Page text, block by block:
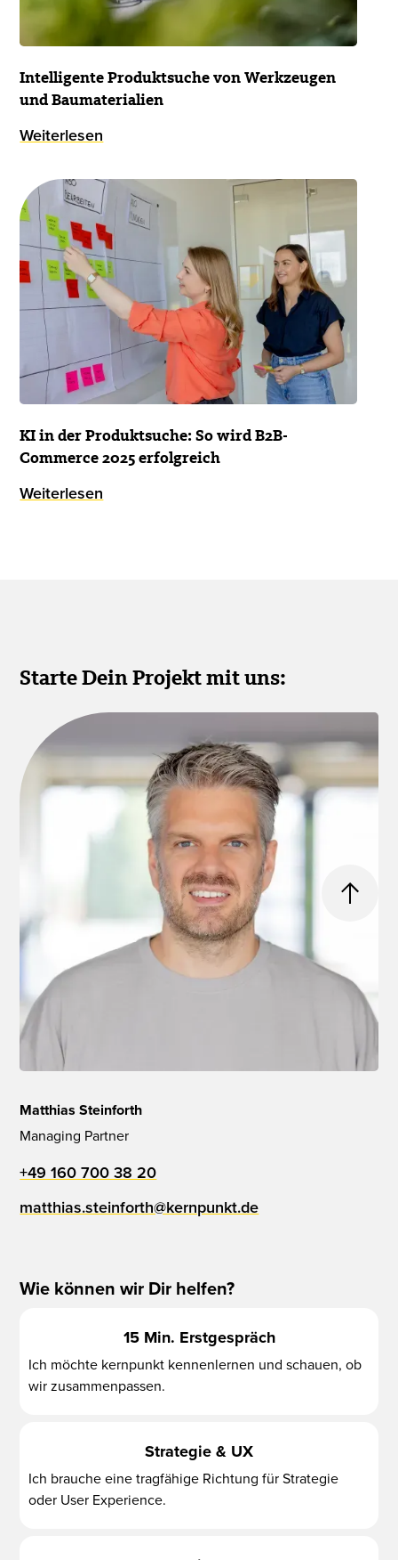
Intelligente Produktsuche von Werkzeugen
und Baumaterialien
Weiterlesen
KI in der Produktsuche: So wird B2B-
Commerce 2025 erfolgreich
Weiterlesen
Starte Dein Projekt mit uns:
Matthias Steinforth
Managing Partner
+49 160 700 38 20
matthias.steinforth@kernpunkt.de
Wie können wir Dir helfen?
15 Min. Erstgespräch
Ich möchte kernpunkt kennenlernen und schauen, ob
wir zusammenpassen.
Strategie & UX
Ich brauche eine tragfähige Richtung für Strategie
oder User Experience.